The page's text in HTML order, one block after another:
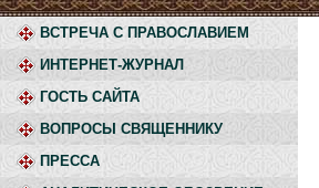
ВСТРЕЧА С ПРАВОСЛАВИЕМ
ИНТЕРНЕТ-ЖУРНАЛ
ГОСТЬ САЙТА
ВОПРОСЫ СВЯЩЕННИКУ
ПРЕССА